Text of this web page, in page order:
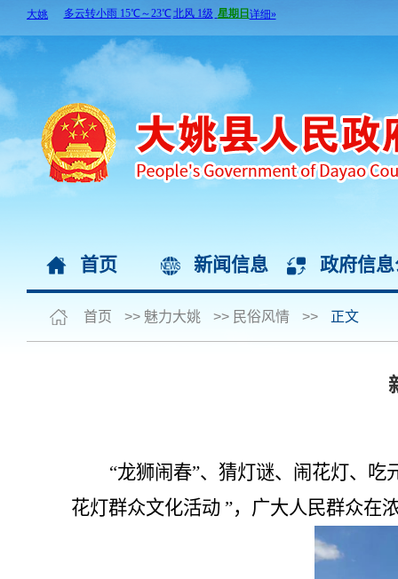
首页 新闻信息 政府信
首页 >> 魅力大姚 >> 民俗风情 >> 正文
“龙狮闹春”、 猜灯谜、闹花灯、吃
花灯群众文化活动 ”，广大人民群众在